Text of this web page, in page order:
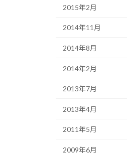
2015年2月
2014年11月
2014年8月
2014年2月
2013年7月
2013年4月
2011年5月
2009年6月